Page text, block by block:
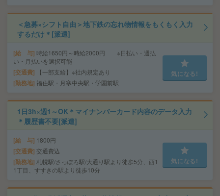
＜急募×シフト自由＞地下鉄の忘れ物情報をもくもく入力
するだけ＊[派遣]
給 与 時給1650円～時給2000円 ※日払い・週払
い・月払いを選択可能
交通費 【一部支給】※社内規定あり
勤務地 福住駅・月寒中央駅・学園前駅
気になる!
1日3h×週1～OK＊マイナンバーカード内容のデータ入力
＊履歴書不要[派遣]
給 与 1800円
交通費 交通費込
勤務地 札幌駅/さっぽろ駅/大通り駅より徒歩5分、西1
1丁目、すすきの駅より徒歩10分
気になる!